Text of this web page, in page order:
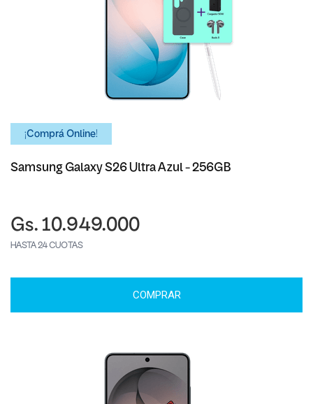
¡Comprá Online!
Samsung Galaxy S26 Ultra Azul - 256GB
Gs. 10.949.000
HASTA 24 CUOTAS
COMPRAR